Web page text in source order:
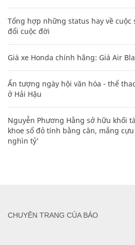
Tổng hợp những status hay về
đổi cuộc đời
Giá xe Honda chính hãng: Giá Air
Ấn tượng ngày hội văn hóa - thể
ở Hải Hậu
Nguyễn Phương Hằng sở hữu khối
khoe sổ đỏ tính bằng cân, mắng
nghìn tỷ'
CHUYÊN TRANG CỦA BÁO